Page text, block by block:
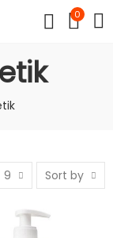
0
9 Sort by